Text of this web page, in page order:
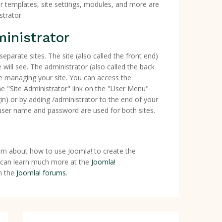
templates, site settings, modules, and more are
sites. The site (also called the front end)
see. The administrator (also called the back
managing your site. You can access the
"Site Administrator" link on the "User Menu"
or by adding /administrator to the end of your
name and password are used for both sites.
about how to use Joomla! to create the
learn much more at the Joomla!
the Joomla! forums.